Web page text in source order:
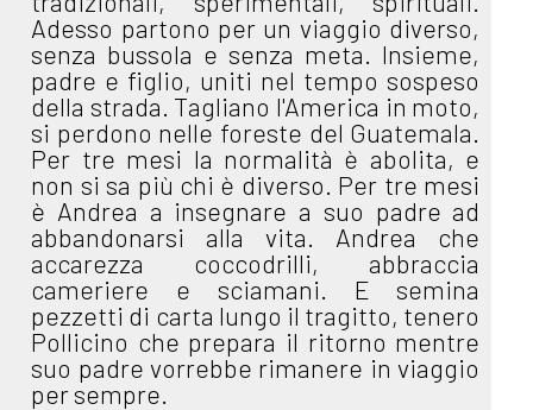
Adesso partono per un viaggio diverso,
senza bussola e senza meta. Insieme,
padre e figlio, uniti nel tempo sospeso
della strada. Tagliano l'America in moto,
si perdono nelle foreste del Guatemala.
Per tre mesi la normalità è abolita, e
non si sa più chi è diverso. Per tre mesi
è Andrea a insegnare a suo padre ad
abbandonarsi alla vita. Andrea che
accarezza coccodrilli, abbraccia
cameriere e sciamani. E semina
pezzetti di carta lungo il tragitto, tenero
Pollicino che prepara il ritorno mentre
suo padre vorrebbe rimanere in viaggio
per sempre.